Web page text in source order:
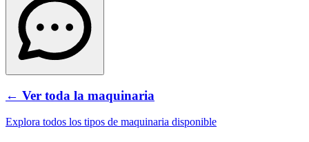
← Ver toda la maquinaria
Explora todos los tipos de maquinaria disponible